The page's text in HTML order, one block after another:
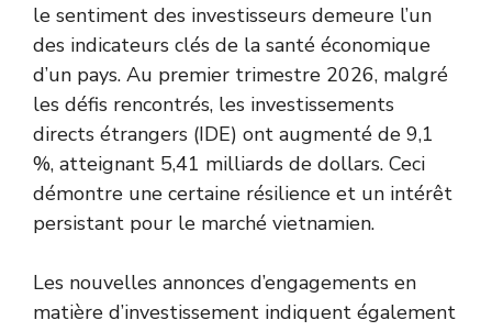
le sentiment des investisseurs demeure l’un
des indicateurs clés de la santé économique
d’un pays. Au premier trimestre 2026, malgré
les défis rencontrés, les investissements
directs étrangers (IDE) ont augmenté de 9,1
%, atteignant 5,41 milliards de dollars. Ceci
démontre une certaine résilience et un intérêt
persistant pour le marché vietnamien.
Les nouvelles annonces d’engagements en
matière d’investissement indiquent également